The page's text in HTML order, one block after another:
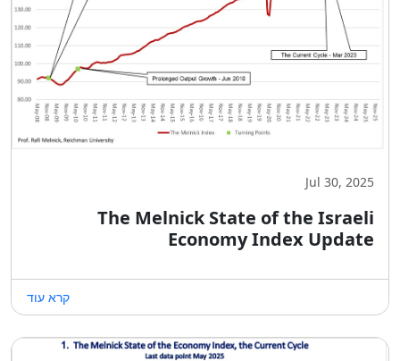
Jul 30, 2025
The Melnick State of the Israeli
Economy Index Update
קרא עוד